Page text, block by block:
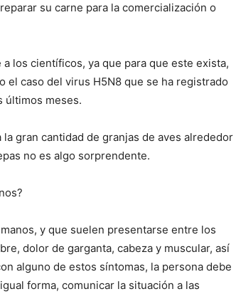
su carne para la comercialización o
los científicos, ya que para que este exista,
el caso del virus H5N8 que se ha registrado
últimos meses.
gran cantidad de granjas de aves alrededor
no es algo sorprendente.
y que suelen presentarse entre los
dolor de garganta, cabeza y muscular, así
alguno de estos síntomas, la persona debe
forma, comunicar la situación a las